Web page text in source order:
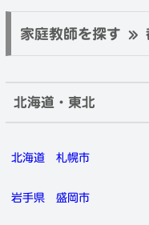
家庭教師を探す »
北海道・東北
北海道 札幌市
岩手県 盛岡市